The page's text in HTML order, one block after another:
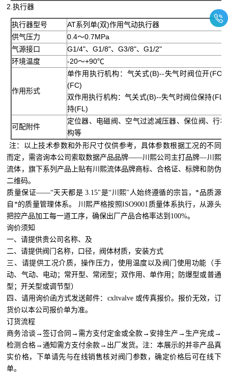
2.执行器
执行器型号
AT系列单(双)作用气动执行器
供气压力
0.4～0.7MPa
气源接口
G1/4"、G1/8"、G3/8"、G1/2"
环境温度
-20～+90℃
作用形式
单作用执行机构：气关式(B)--失气时阀位开
(FC)
双作用执行机构：气关式(B)--失气时阀位保持
持(FL)
可配附件
定位器、电磁阀、空气过滤减压器、保位阀、行
构等
注：以上技术参数和外形尺寸仅供参考，具体参数根据工况的不同
而定，需咨询本公司索取数据产品品牌——川熙公司主打品牌—川熙
流体，旗下系列产品上贴有川熙流体品牌商标、合格证、标牌和防伪
二维码。
质量保证——“天天都是 3.15"是“川熙"人始终遵循的宗旨，*品质源
自*的质量管理体系。 川熙严格按照ISO9001质量体系执行，从源头
把控产品加工每一道工序，确保出厂产品合格率达到100%。
询价须知
一、请提供贵公司名称、及
二、请提供阀门名称，口径，阀体材质，安装方式
三、请提供工况介质，操作压力，使用温度以及阀门使用功能（手
动、气动、电动；常开型、常闭型；双作用、单作用；防爆型或普通
型；开关型或调节型）
四、请用询价函方式发送邮件：cxltvalve 或传真报价。报价无效，订
货价以本公司报价单为准。
订货流程
商务洽谈→签订合同→需方支付定金或全款→安排生产→生产完成→
检测合格→通知需方支付余款→出厂发货。注：本展示的并非产品真
实价格，下单请先与在线销售核对阀门参数，确定价格后可在线下
单。